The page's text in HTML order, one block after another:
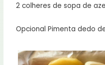
2 colheres de sopa de
Opcional Pimenta dedo